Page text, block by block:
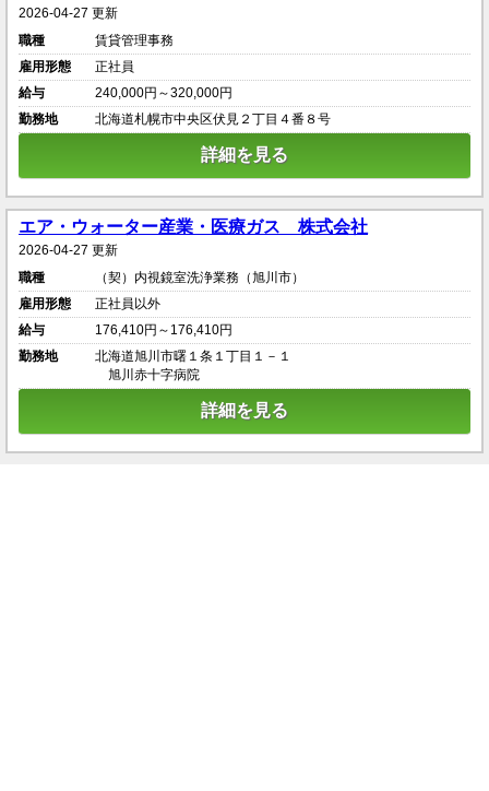
2026-04-27 更新
職種
賃貸管理事務
雇用形態
正社員
給与
240,000円～320,000円
勤務地
北海道札幌市中央区伏見２丁目４番８号
詳細を見る
エア・ウォーター産業・医療ガス 株式会社
2026-04-27 更新
職種
（契）内視鏡室洗浄業務（旭川市）
雇用形態
正社員以外
給与
176,410円～176,410円
勤務地
北海道旭川市曙１条１丁目１－１
旭川赤十字病院
詳細を見る